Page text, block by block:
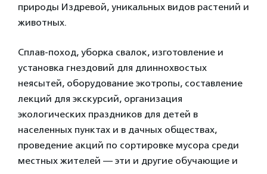
природы Издревой, уникальных видов растений и
животных.
Сплав-поход, уборка свалок, изготовление и
установка гнездовий для длиннохвостых
неясытей, оборудование экотропы, составление
лекций для экскурсий, организация
экологических праздников для детей в
населенных пунктах и в дачных обществах,
проведение акций по сортировке мусора среди
местных жителей — эти и другие обучающие и